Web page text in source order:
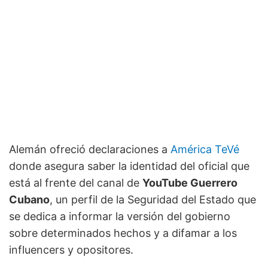
Alemán ofreció declaraciones a América TeVé
donde asegura saber la identidad del oficial que
está al frente del canal de YouTube Guerrero
Cubano, un perfil de la Seguridad del Estado que
se dedica a informar la versión del gobierno
sobre determinados hechos y a difamar a los
influencers y opositores.